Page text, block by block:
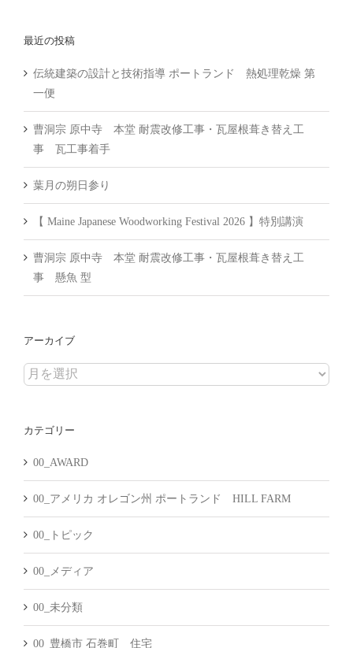
最近の投稿
伝統建築の設計と技術指導 ポートランド 熱処理乾燥 第
一便
曹洞宗 原中寺 本堂 耐震改修工事・瓦屋根葺き替え工
事 瓦工事着手
葉月の朔日参り
【 Maine Japanese Woodworking Festival 2026 】特別講演
曹洞宗 原中寺 本堂 耐震改修工事・瓦屋根葺き替え工
事 懸魚 型
アーカイブ
ア
イ
カテゴリー
00_AWARD
00_アメリカ オレゴン州 ポートランド HILL FARM
00_トピック
00_メディア
00_未分類
00_豊橋市 石巻町 住宅